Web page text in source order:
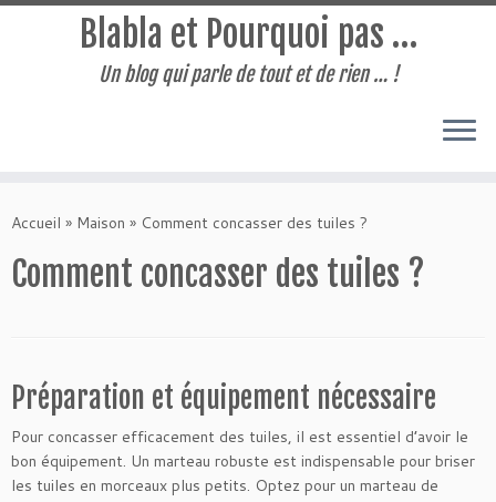
au
Blabla et Pourquoi pas …
Un blog qui parle de tout et de rien … !
Accueil » Maison » Comment concasser des tuiles ?
Comment concasser des tuiles ?
Préparation et équipement nécessaire
Pour concasser efficacement des tuiles, il est essentiel d’avoir le
bon équipement. Un marteau robuste est indispensable pour briser
les tuiles en morceaux plus petits. Optez pour un marteau de